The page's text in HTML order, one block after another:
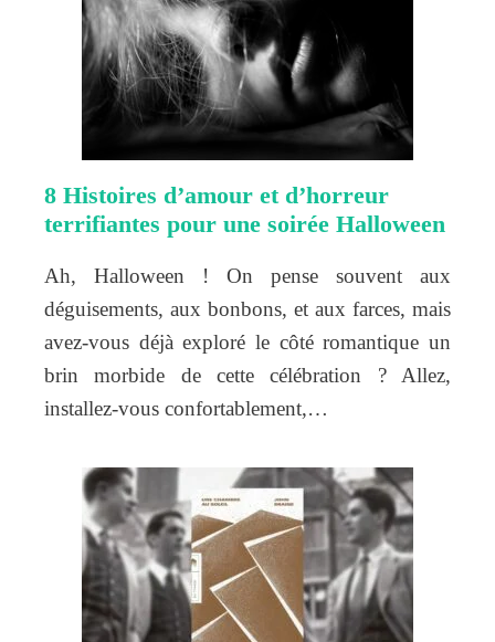
8 Histoires d’amour et d’horreur
terrifiantes pour une soirée Halloween
Ah, Halloween ! On pense souvent aux
déguisements, aux bonbons, et aux farces, mais
avez-vous déjà exploré le côté romantique un
brin morbide de cette célébration ? Allez,
installez-vous confortablement,…